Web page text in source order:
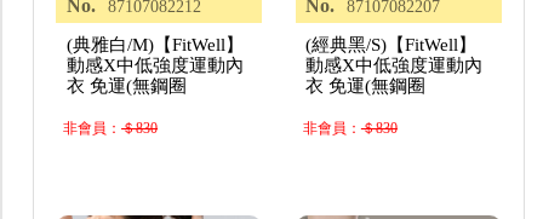
No. 87107082212
(典雅白/M)【FitWell】
動感X中低強度運動內
衣 免運(無鋼圈
非會員：＄830
No. 87107082207
(經典黑/S)【FitWell】
動感X中低強度運動內
衣 免運(無鋼圈
非會員：＄830